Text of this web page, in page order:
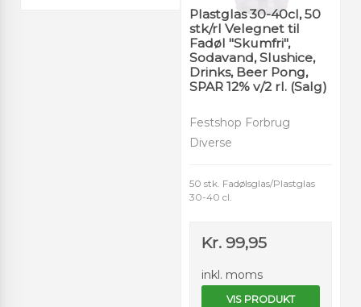
Plastglas 30-40cl, 50
stk/rl Velegnet til
Fadøl "Skumfri",
Sodavand, Slushice,
Drinks, Beer Pong,
SPAR 12% v/2 rl. (Salg)
Festshop Forbrug
Diverse
50 stk. Fadølsglas/Plastglas
30-40 cl.
Kr. 99,95
inkl. moms
VIS PRODUKT